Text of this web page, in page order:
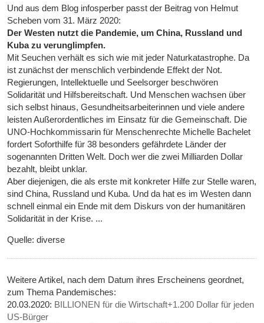
Und aus dem Blog infosperber passt der Beitrag von Helmut
Scheben vom 31. März 2020:
Der Westen nutzt die Pandemie, um China, Russland und
Kuba zu verunglimpfen.
Mit Seuchen verhält es sich wie mit jeder Naturkatastrophe. Da
ist zunächst der menschlich verbindende Effekt der Not.
Regierungen, Intellektuelle und Seelsorger beschwören
Solidarität und Hilfsbereitschaft. Und Menschen wachsen über
sich selbst hinaus, Gesundheitsarbeiterinnen und viele andere
leisten Außerordentliches im Einsatz für die Gemeinschaft. Die
UNO-Hochkommissarin für Menschenrechte Michelle Bachelet
fordert Soforthilfe für 38 besonders gefährdete Länder der
sogenannten Dritten Welt. Doch wer die zwei Milliarden Dollar
bezahlt, bleibt unklar.
Aber diejenigen, die als erste mit konkreter Hilfe zur Stelle waren,
sind China, Russland und Kuba. Und da hat es im Westen dann
schnell einmal ein Ende mit dem Diskurs von der humanitären
Solidarität in der Krise. ...
Quelle: diverse
Weitere Artikel, nach dem Datum ihres Erscheinens geordnet,
zum Thema Pandemisches:
20.03.2020: BILLIONEN für die Wirtschaft+1.200 Dollar für jeden
US-Bürger